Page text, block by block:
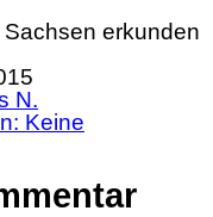
erkunden
N.
Keine